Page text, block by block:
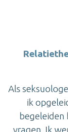
Als
ik
begeleiden
vragen. Ik